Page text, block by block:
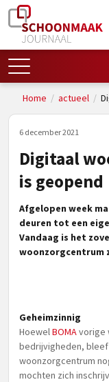
Home / actueel /
6 december 2021
Digitaal
is geopend
Afgelopen week
deuren tot een
Vandaag is het
woonzorgcentrum
Geheimzinnig
HoewelBOMAvorige
bedrijvigheden,
woonzorgcentrum
mochten zich